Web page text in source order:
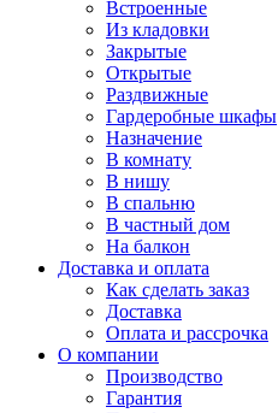
Встроенные
Из кладовки
Закрытые
Открытые
Раздвижные
Гардеробные шкафы
Назначение
В комнату
В нишу
В спальню
В частный дом
На балкон
Доставка и оплата
Как сделать заказ
Доставка
Оплата и рассрочка
О компании
Производство
Гарантия